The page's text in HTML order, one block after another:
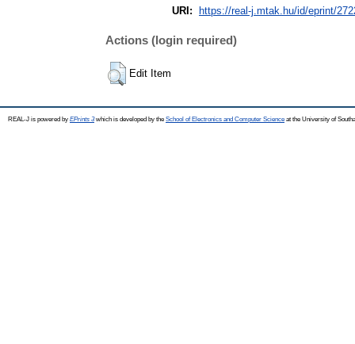
URI:
https://real-j.mtak.hu/id/eprint/
Actions (login required)
Edit Item
REAL-J is powered by EPrints 3which is developed by the School of Electronics and Computer Science at the University of